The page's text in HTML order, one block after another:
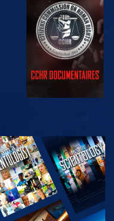
KIJK
VERKEN DE
SERIE